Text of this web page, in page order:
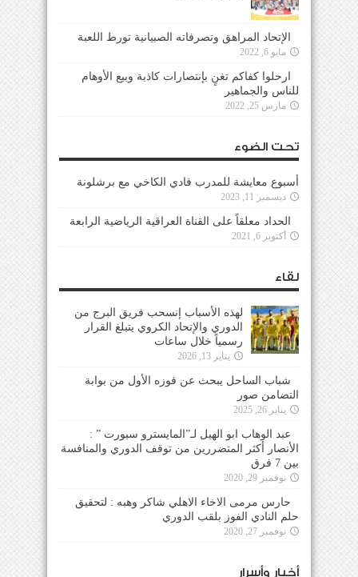
الإتحاد المراهق وتصرفاته الصبيانية تورط اللعبة
مايو 6, 2022
ارحلوا كفاكم تغنٍ بإنتصارات كاذبة وبيع الأوهام
للناس والجماهير
مارس 25, 2022
تحت الضوء
أسبوع معايشة للمدرب فادي الكاخي مع برشلونة
ديسمبر 11, 2023
الحداد معلقاً على القناة العراقية الرياضية الرابعة
أكتوبر 6, 2021
لقاء
لهذه الأسباب إنسحب فريق البرج من
الدوري والإتحاد الكروي يتبلغ القرار
رسمياً خلال ساعات
يناير 13, 2026
شباب الساحل يبحث عن فوزه الأول من بوابة
التضامن صور
يناير 26, 2025
عبد الوهاب ابو الهيل لـ”المايسترو سبورت ” :
الأنصار أكثر المتضررين من توقف الدوري والمنافسة
بين 7 فرق
نوفمبر 29, 2020
حارس مرمى الاخاء الاهلي شاكر وهبه : لتحقيق
حلم النادي الفوز بلقب الدوري
نوفمبر 27, 2020
أخبار وأسرار